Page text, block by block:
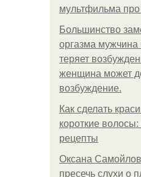
мультфильма про
Большинство
оргазма мужчина
теряет
женщина может
возбуждение.
Как сделать
короткие
рецепты
Оксана
пресечь слухи о